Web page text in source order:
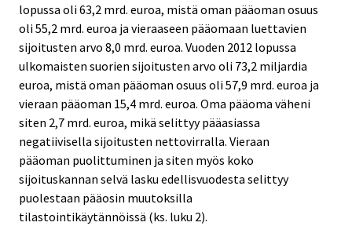
lopussa oli 63,2 mrd. euroa, mistä oman pääoman osuus
oli 55,2 mrd. euroa ja vieraaseen pääomaan luettavien
sijoitusten arvo 8,0 mrd. euroa. Vuoden 2012 lopussa
ulkomaisten suorien sijoitusten arvo oli 73,2 miljardia
euroa, mistä oman pääoman osuus oli 57,9 mrd. euroa ja
vieraan pääoman 15,4 mrd. euroa. Oma pääoma väheni
siten 2,7 mrd. euroa, mikä selittyy pääasiassa
negatiivisella sijoitusten nettovirralla. Vieraan
pääoman puolittuminen ja siten myös koko
sijoituskannan selvä lasku edellisvuodesta selittyy
puolestaan pääosin muutoksilla
tilastointikäytännöissä (ks. luku 2).